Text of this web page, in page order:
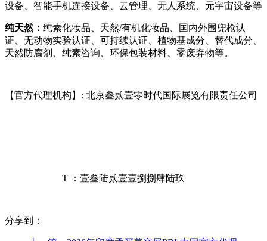
设备、智能手机连接设备、云管理、无人系统、元宇宙设备等
纯天然： 纯素化妆品、天然/有机化妆品、国内外围兜枪认
证、无动物实验认证、可持续认证、植物基成分、替代成分、
天然防腐剂、纯素咨询、环保包装材料、零废弃物等。
【官方代理机构】: 北京叁贰壹零时代国际展览有限责任公司
T ：壹叁陆贰壹壹捌捌肆陆玖
分享到：